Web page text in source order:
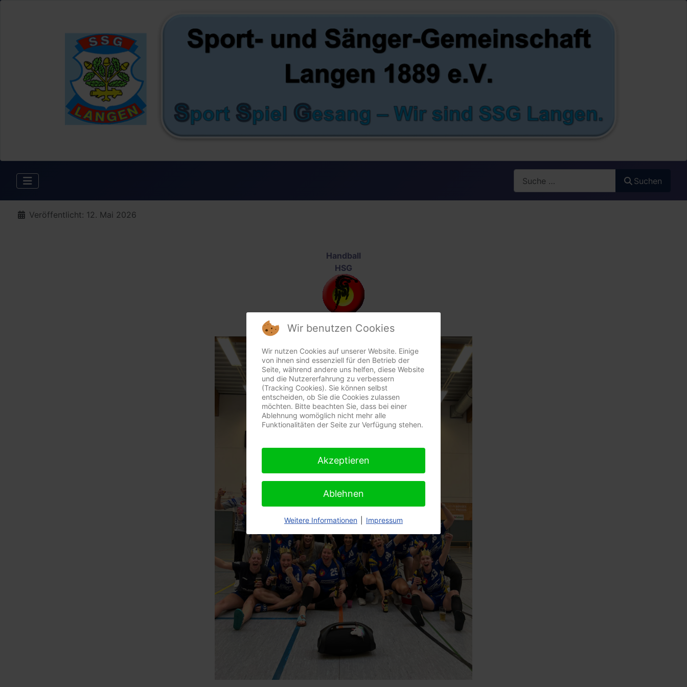
Suchen
DetailsVeröffentlicht: 12. Mai 2026
Handball
HSG
Wir benutzen Cookies
Wir nutzen Cookies auf unserer Website. Einige
von ihnen sind essenziell für den Betrieb der
Seite, während andere uns helfen, diese Website
und die Nutzererfahrung zu verbessern
(Tracking Cookies). Sie können selbst
entscheiden, ob Sie die Cookies zulassen
möchten. Bitte beachten Sie, dass bei einer
Ablehnung womöglich nicht mehr alle
Funktionalitäten der Seite zur Verfügung stehen.
Akzeptieren
Ablehnen
Weitere Informationen Impressum